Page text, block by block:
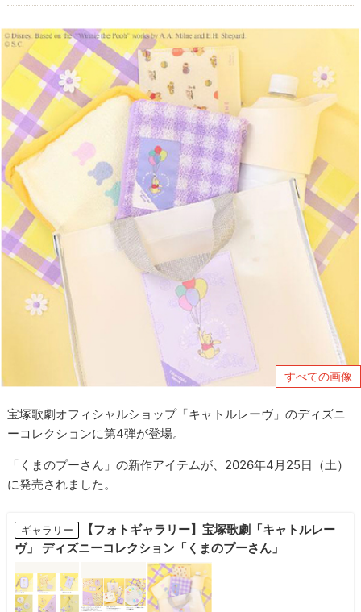
すべての画像
宝塚歌劇オフィシャルショップ「キャトルレーヴ」のディズニ
ーコレクションに第4弾が登場。
「くまのプーさん」の新作アイテムが、2026年4月25日（土）
に発売されました。
ギャラリー
【フォトギャラリー】宝塚歌劇「キャトルレー
ヴ」 ディズニーコレクション「くまのプーさん」